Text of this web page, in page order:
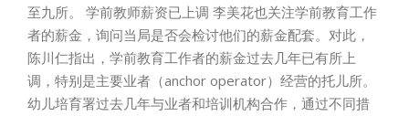
至九所。 学前教师薪资已上调 李美花也关注学前教育工作
者的薪金，询问当局是否会检讨他们的薪金配套。对此，
陈川仁指出，学前教育工作者的薪金过去几年已有所上
调，特别是主要业者（anchor operator）经营的托儿所。
幼儿培育署过去几年与业者和培训机构合作，通过不同措